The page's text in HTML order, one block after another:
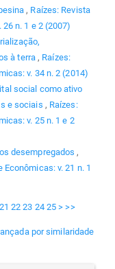
, Raízes: Revista
n. 1 e 2 (2007)
à terra , Raízes:
v. 34 n. 2 (2014)
social como ativo
e sociais , Raízes:
v. 25 n. 1 e 2
desempregados ,
v. 21 n. 1
21 22 23 24 25 > >>
por similaridade